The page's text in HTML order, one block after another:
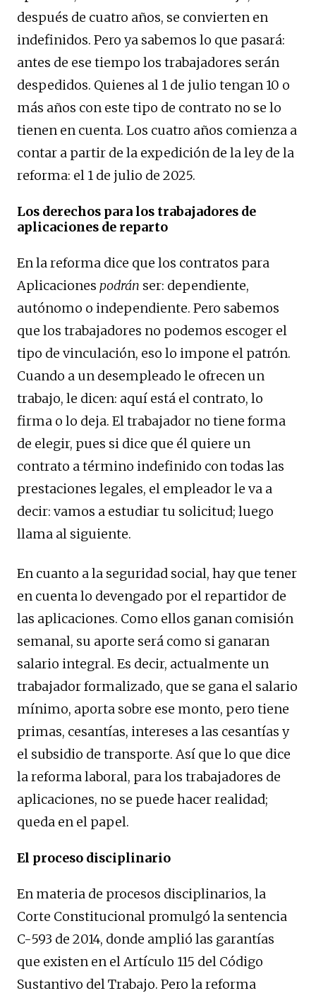
después de cuatro años, se convierten en
indefinidos. Pero ya sabemos lo que pasará:
antes de ese tiempo los trabajadores serán
despedidos. Quienes al 1 de julio tengan 10 o
más años con este tipo de contrato no se lo
tienen en cuenta. Los cuatro años comienza a
contar a partir de la expedición de la ley de la
reforma: el 1 de julio de 2025.
Los derechos para los trabajadores de
aplicaciones de reparto
En la reforma dice que los contratos para
Aplicaciones podrán ser: dependiente,
autónomo o independiente. Pero sabemos
que los trabajadores no podemos escoger el
tipo de vinculación, eso lo impone el patrón.
Cuando a un desempleado le ofrecen un
trabajo, le dicen: aquí está el contrato, lo
firma o lo deja. El trabajador no tiene forma
de elegir, pues si dice que él quiere un
contrato a término indefinido con todas las
prestaciones legales, el empleador le va a
decir: vamos a estudiar tu solicitud; luego
llama al siguiente.
En cuanto a la seguridad social, hay que tener
en cuenta lo devengado por el repartidor de
las aplicaciones. Como ellos ganan comisión
semanal, su aporte será como si ganaran
salario integral. Es decir, actualmente un
trabajador formalizado, que se gana el salario
mínimo, aporta sobre ese monto, pero tiene
primas, cesantías, intereses a las cesantías y
el subsidio de transporte. Así que lo que dice
la reforma laboral, para los trabajadores de
aplicaciones, no se puede hacer realidad;
queda en el papel.
El proceso disciplinario
En materia de procesos disciplinarios, la
Corte Constitucional promulgó la sentencia
C-593 de 2014, donde amplió las garantías
que existen en el Artículo 115 del Código
Sustantivo del Trabajo. Pero la reforma